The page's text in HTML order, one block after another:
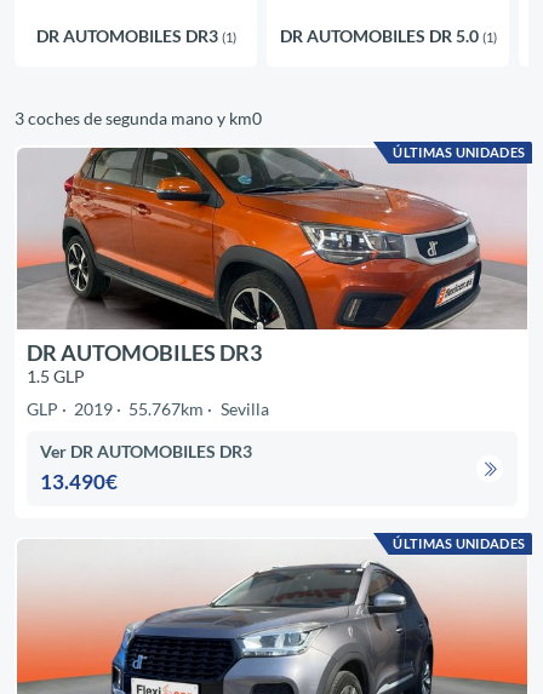
DR AUTOMOBILES DR3 (1) DR AUTOMOBILES DR 5.0 (1)
3 coches de segunda mano y km0
ÚLTIMAS UNIDADES
DR AUTOMOBILES DR3
1.5 GLP
GLP
2019 55.767km Sevilla
Ver DR AUTOMOBILES DR3
13.490€
ÚLTIMAS UNIDADES